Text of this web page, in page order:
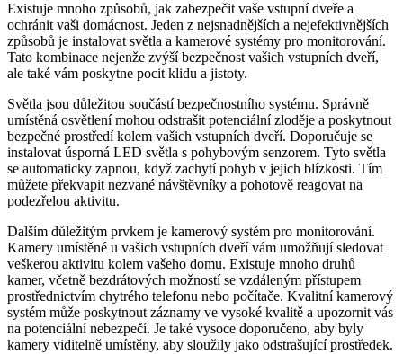
Existuje mnoho způsobů, jak zabezpečit vaše vstupní dveře a
ochránit vaši domácnost. Jeden z nejsnadnějších a nejefektivnějších
způsobů je instalovat světla a kamerové systémy pro monitorování.
Tato kombinace nejenže zvýší bezpečnost vašich vstupních dveří,
ale také vám poskytne pocit klidu a jistoty.
Světla jsou důležitou součástí bezpečnostního systému. Správně
umístěná osvětlení mohou odstrašit potenciální zloděje a poskytnout
bezpečné prostředí kolem vašich vstupních dveří. Doporučuje se
instalovat úsporná LED světla s pohybovým senzorem. Tyto světla
se automaticky zapnou, když zachytí pohyb v jejich blízkosti. Tím
můžete překvapit nezvané návštěvníky a pohotově reagovat na
podezřelou aktivitu.
Dalším důležitým prvkem je kamerový systém pro monitorování.
Kamery umístěné u vašich vstupních dveří vám umožňují sledovat
veškerou aktivitu kolem vašeho domu. Existuje mnoho druhů
kamer, včetně bezdrátových možností se vzdáleným přístupem
prostřednictvím chytrého telefonu nebo počítače. Kvalitní kamerový
systém může poskytnout záznamy ve vysoké kvalitě a upozornit vás
na potenciální nebezpečí. Je také vysoce doporučeno, aby byly
kamery viditelně umístěny, aby sloužily jako odstrašující prostředek.